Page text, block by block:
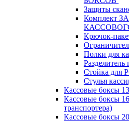
Защиты
Комплект
Крючок-
Полки для
Разделитель
Стойка для
Стулья
Кассовые
Кассовые боксы
транспортера)
Кассовые боксы